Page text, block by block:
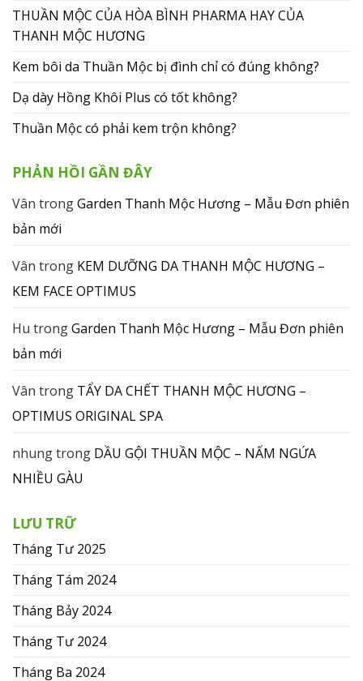
THUẦN MỘC CỦA HÒA BÌNH PHARMA HAY CỦA
THANH MỘC HƯƠNG
Kem bôi da Thuần Mộc bị đình chỉ có đúng không?
Dạ dày Hồng Khôi Plus có tốt không?
Thuần Mộc có phải kem trộn không?
PHẢN HỒI GẦN ĐÂY
Vân trongGarden Thanh Mộc Hương – Mẫu Đơn phiên
bản mới
Vân trong KEM DƯỠNG DA THANH MỘC HƯƠNG –
KEM FACE OPTIMUS
Hu trongGarden Thanh Mộc Hương – Mẫu Đơn phiên
bản mới
Vân trong TẨY DA CHẾT THANH MỘC HƯƠNG –
OPTIMUS ORIGINAL SPA
nhungtrong DẦU GỘI THUẦN MỘC – NẤM NGỨA
NHIỀU GÀU
LƯU TRỮ
Tháng Tư 2025
Tháng Tám 2024
Tháng Bảy 2024
Tháng Tư 2024
Tháng Ba 2024